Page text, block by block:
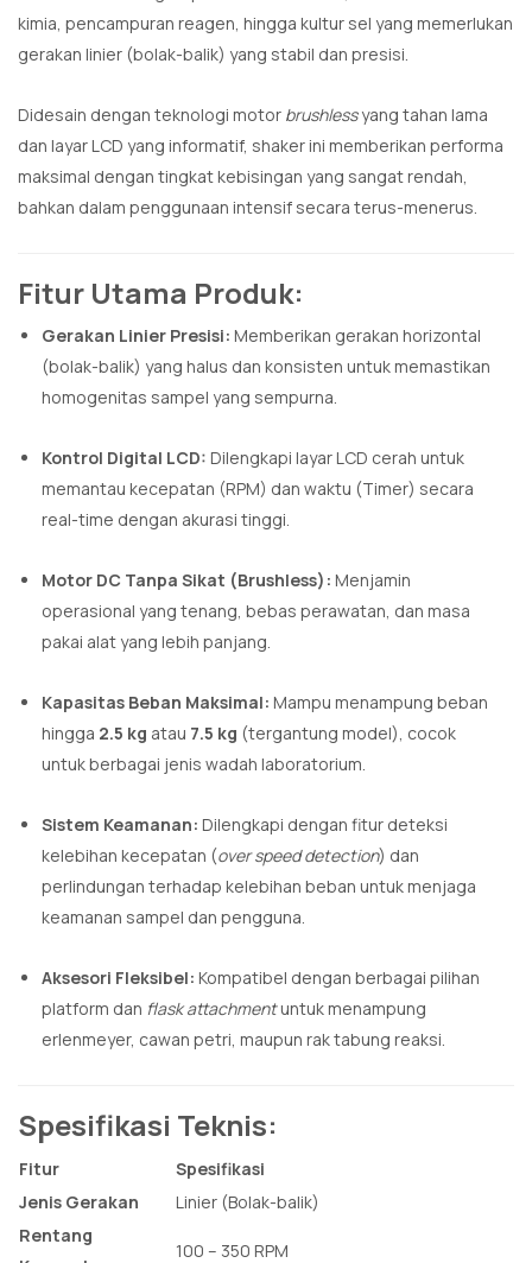
kimia, pencampuran reagen, hingga kultur sel yang memerlukan
gerakan linier (bolak-balik) yang stabil dan presisi.
Didesain dengan teknologi motor brushlessyang tahan lama
dan layar LCD yang informatif, shaker ini memberikan performa
maksimal dengan tingkat kebisingan yang sangat rendah,
bahkan dalam penggunaan intensif secara terus-menerus.
Fitur Utama Produk:
Gerakan Linier Presisi: Memberikan gerakan horizontal
(bolak-balik) yang halus dan konsisten untuk memastikan
homogenitas sampel yang sempurna.
Kontrol Digital LCD: Dilengkapi layar LCD cerah untuk
memantau kecepatan (RPM) dan waktu (Timer) secara
real-time dengan akurasi tinggi.
Motor DC Tanpa Sikat (Brushless): Menjamin
operasional yang tenang, bebas perawatan, dan masa
pakai alat yang lebih panjang.
Kapasitas Beban Maksimal: Mampu menampung beban
hingga 2.5 kg atau 7.5 kg (tergantung model), cocok
untuk berbagai jenis wadah laboratorium.
Sistem Keamanan: Dilengkapi dengan fitur deteksi
kelebihan kecepatan (over speed detection) dan
perlindungan terhadap kelebihan beban untuk menjaga
keamanan sampel dan pengguna.
Aksesori Fleksibel: Kompatibel dengan berbagai pilihan
platform dan flask attachmentuntuk menampung
erlenmeyer, cawan petri, maupun rak tabung reaksi.
Spesifikasi Teknis:
Fitur
Spesifikasi
Jenis Gerakan
Linier (Bolak-balik)
Rentang
100 – 350 RPM